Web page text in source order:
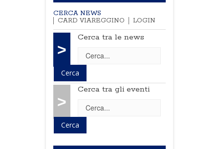
CERCA NEWS
CARD VIAREGGINO
LOGIN
>
Cerca tra le news
>
Cerca tra gli eventi